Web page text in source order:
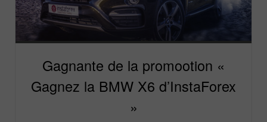
Gagnante de la promootion «
Gagnez la BMW X6 d’InstaForex
»